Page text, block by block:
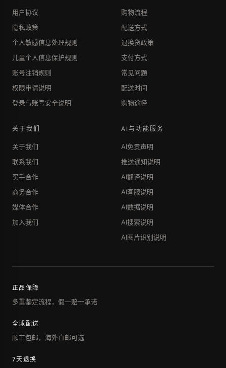
用户协议
隐私政策
个人敏感信息处理规则
儿童个人信息保护规则
账号注销规则
权限申请说明
登录与账号安全说明
购物流程
配送方式
退换货政策
支付方式
常见问题
配送时间
购物途径
关于我们
关于我们
联系我们
买手合作
商务合作
媒体合作
加入我们
AI与功能服务
AI免责声明
推送通知说明
AI翻译说明
AI客服说明
AI数据说明
AI搜索说明
AI图片识别说明
正品保障
多重鉴定流程，假一赔十承诺
全球配送
顺丰包邮，海外直邮可选
7天退换